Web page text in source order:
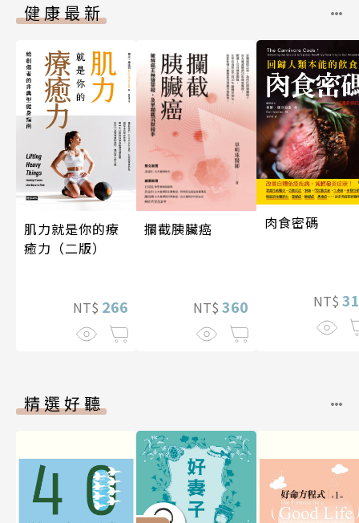
健康最新
肌力就是你的療
癒力（二版）
NT$ 266
攔截胰臟癌
NT$ 360
肉食密碼
NT$
精選好聽